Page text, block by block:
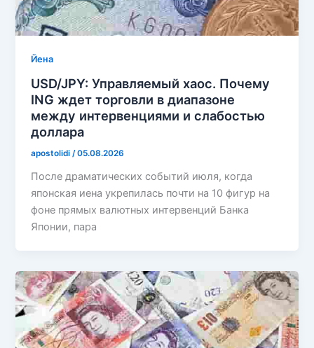
Йена
USD/JPY: Управляемый хаос. Почему
ING ждет торговли в диапазоне
между интервенциями и слабостью
доллара
apostolidi/05.08.2026
После драматических событий июля, когда
японская иена укрепилась почти на 10 фигур на
фоне прямых валютных интервенций Банка
Японии, пара